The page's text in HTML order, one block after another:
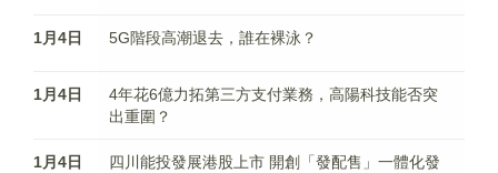
1月4日 5G階段高潮退去，誰在裸泳？
1月4日
4年花6億力拓第三方支付業務，高陽科技能否突
出重圍？
1月4日
四川能投發展港股上市 開創「發配售」一體化發